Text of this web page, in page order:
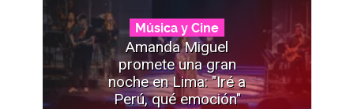
Música y Cine
Amanda Miguel
promete una gran
noche en Lima: "Iré a
Perú, qué emoción"